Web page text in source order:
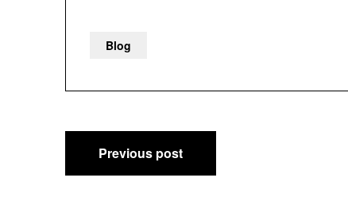
Blog
Post
navigation
Previous post